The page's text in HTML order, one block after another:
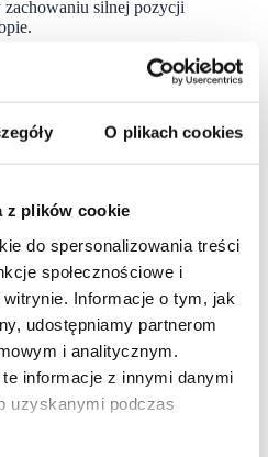
O plikach cookies
z plików cookie
do spersonalizowania treści
społecznościowe i
Informacje o tym, jak
udostępniamy partnerom
i analitycznym.
informacje z innymi danymi
uzyskanymi podczas
silnej pozycji
umiarkowany wzrost
26 oraz poprawę
skorygowanego
euro, przy wsparciu
i Południowej.